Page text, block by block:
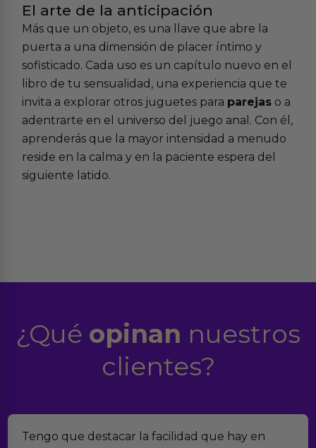
El arte de la anticipación
Más que un objeto, es una llave que abre la
puerta a una dimensión de placer íntimo y
sofisticado. Cada uso es un capítulo nuevo en el
libro de tu sensualidad, una experiencia que te
invita a explorar otros juguetes para parejas o a
adentrarte en el universo del juego anal . Con él,
aprenderás que la mayor intensidad a menudo
reside en la calma y en la paciente espera del
siguiente latido.
¿Qué opinan nuestros
clientes?
Tengo que destacar la facilidad que hay en